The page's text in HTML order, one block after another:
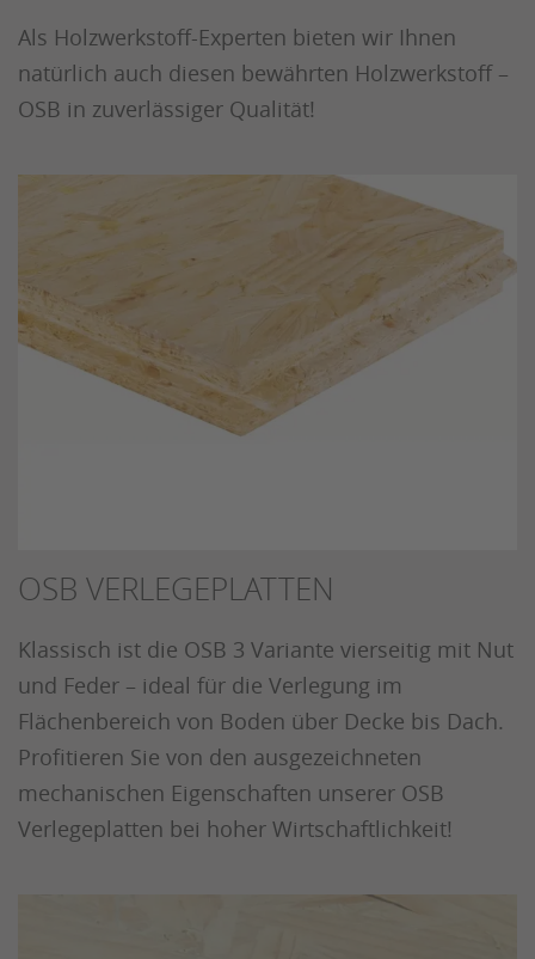
Als Holzwerkstoff-Experten bieten wir Ihnen
natürlich auch diesen bewährten Holzwerkstoff –
OSB in zuverlässiger Qualität!
OSB VERLEGEPLATTEN
Klassisch ist die OSB 3 Variante vierseitig mit Nut
und Feder – ideal für die Verlegung im
Flächenbereich von Boden über Decke bis Dach.
Profitieren Sie von den ausgezeichneten
mechanischen Eigenschaften unserer OSB
Verlegeplatten bei hoher Wirtschaftlichkeit!